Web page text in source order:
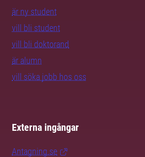
är ny student
vill bli student
vill bli doktorand
är alumn
vill söka jobb hos oss
Externa ingångar
Antagning.se